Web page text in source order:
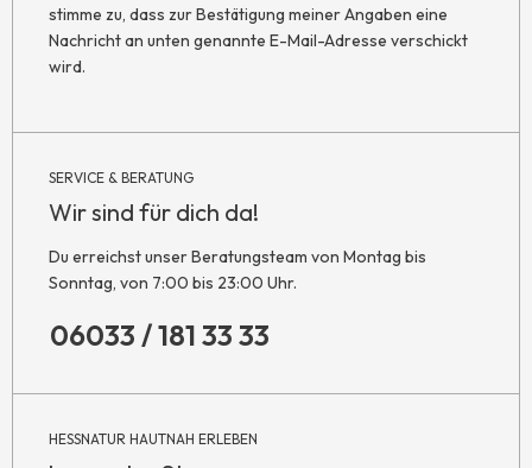
stimme zu, dass zur Bestätigung meiner Angaben eine
Nachricht an unten genannte E-Mail-Adresse verschickt
wird.
SERVICE & BERATUNG
Wir sind für dich da!
Du erreichst unser Beratungsteam von Montag bis
Sonntag, von 7:00 bis 23:00 Uhr.
06033 / 181 33 33
HESSNATUR HAUTNAH ERLEBEN